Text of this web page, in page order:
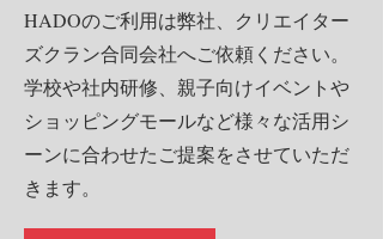
HADOのご利用は弊社、クリエイター
ズクラン合同会社へご依頼ください。
学校や社内研修、親子向けイベントや
ショッピングモールなど様々な活用シ
ーンに合わせたご提案をさせていただ
きます。